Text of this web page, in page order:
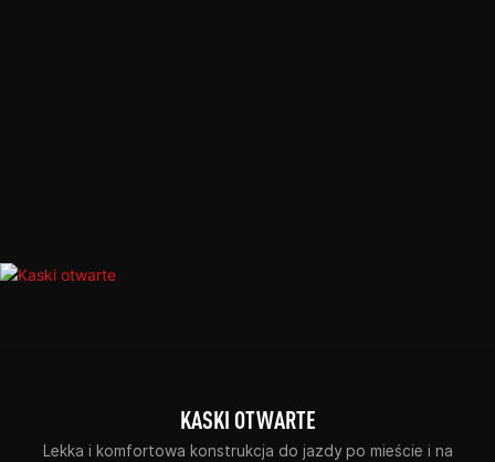
KASKI OTWARTE
Lekka i komfortowa konstrukcja do jazdy po mieście i na